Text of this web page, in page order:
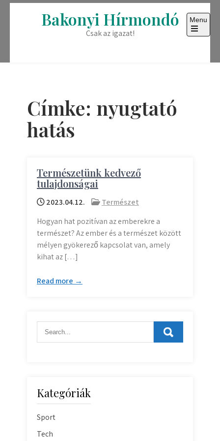
Skip
Bakonyi Hírmondó
Csak az igazat!
Menu
Open
Címke: nyugtató
hatás
Természetünk kedvező
tulajdonságai
2023.04.12.
Természet
Hogyan hat pozitívan az emberekre a
természet? Az ember és a természet között
mélyen gyökerező kapcsolat van, amely
kihat az […]
Read more →
Kategóriák
Sport
Tech